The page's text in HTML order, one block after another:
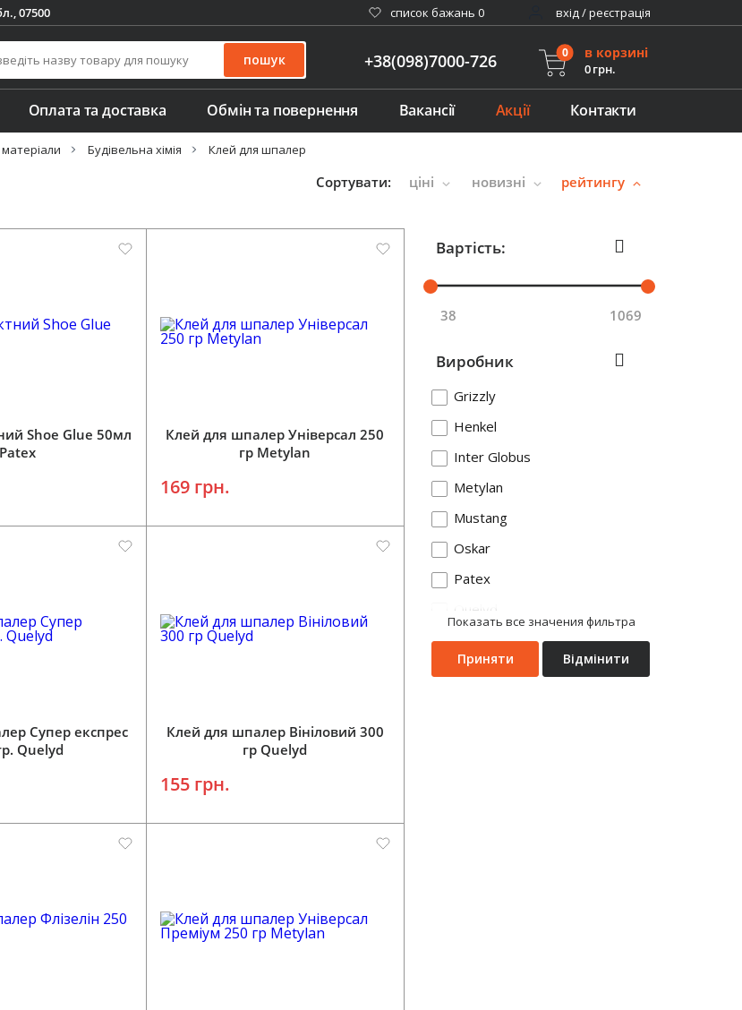
07500 cписок бажань 0 вхід / реєстрація
пошук +38(098)7000-726 0 в корзині
0 грн.
Оплата та доставка Обмін та повернення Вакансії Акції Контакти
матеріали Будівельна хімія Клей для шпалер
Сортувати: ціні новизні рейтингу
Shoe Glue 50мл
Patex
у кошик
Клей для шпалер Універсал 250
гр Metylan
169 грн.
Додати у кошик
Супер експрес
Quelyd
Клей для шпалер Вініловий 300
гр Quelyd
155 грн.
Вартість:
38 1069
Виробник
Grizzly
Henkel
Inter Globus
Metylan
Mustang
Oskar
Patex
Quelyd
Semin
Uni-fix
Показать все значения фильтра
Приняти Відмінити